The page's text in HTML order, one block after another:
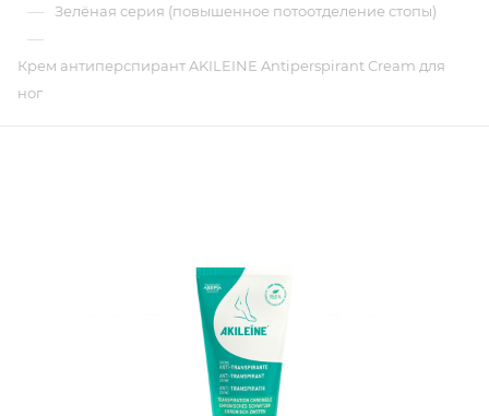
— Зелёная серия (повышенное потоотделение стопы)
—
Крем антиперспирант AKILEINE Antiperspirant Cream для
ног